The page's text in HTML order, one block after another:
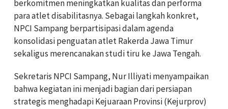
berkomitmen meningkatkan kualitas dan performa
para atlet disabilitasnya. Sebagai langkah konkret,
NPCI Sampang berpartisipasi dalam agenda
konsolidasi penguatan atlet Rakerda Jawa Timur
sekaligus merencanakan studi tiru ke Jawa Tengah.
Sekretaris NPCI Sampang, Nur Illiyati menyampaikan
bahwa kegiatan ini menjadi bagian dari persiapan
strategis menghadapi Kejuaraan Provinsi (Kejurprov)